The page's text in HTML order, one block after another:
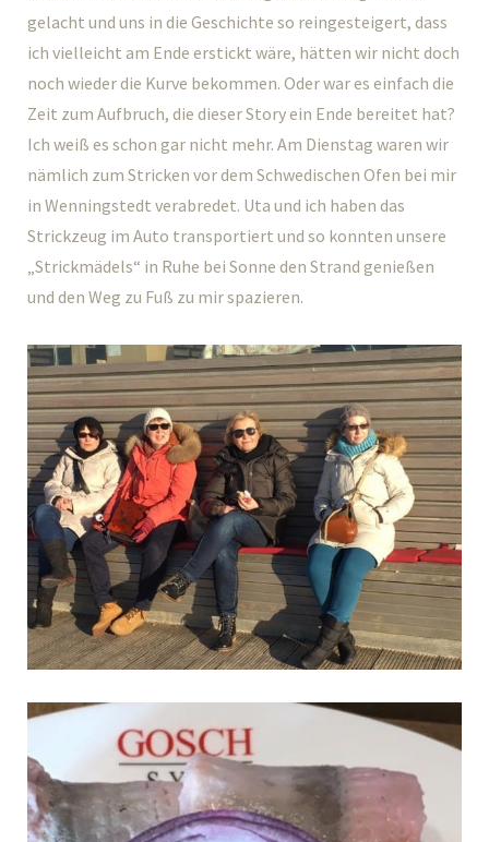
gelacht und uns in die Geschichte so reingesteigert, dass
ich vielleicht am Ende erstickt wäre, hätten wir nicht doch
noch wieder die Kurve bekommen. Oder war es einfach die
Zeit zum Aufbruch, die dieser Story ein Ende bereitet hat?
Ich weiß es schon gar nicht mehr. Am Dienstag waren wir
nämlich zum Stricken vor dem Schwedischen Ofen bei mir
in Wenningstedt verabredet. Uta und ich haben das
Strickzeug im Auto transportiert und so konnten unsere
„Strickmädels“ in Ruhe bei Sonne den Strand genießen
und den Weg zu Fuß zu mir spazieren.